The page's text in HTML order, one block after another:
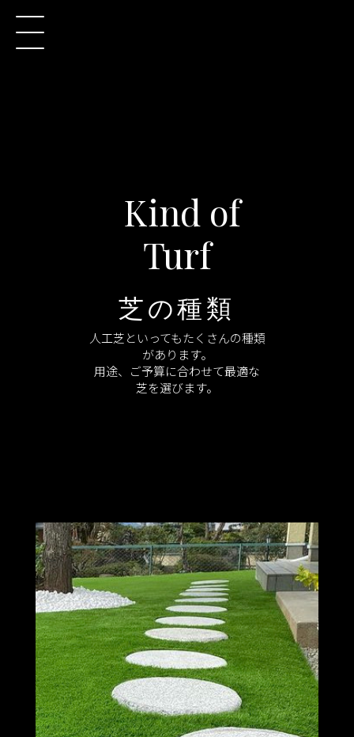
Kind of
Turf
芝の種類
人工芝といってもたくさんの種類
があります。
用途、ご予算に合わせて最適な
芝を選びます。